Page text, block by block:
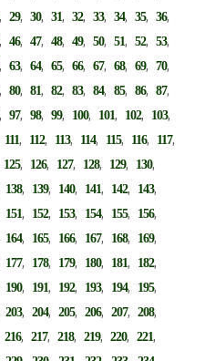
,29,30,31,32,33,34,35,36,
,46,47,48,49,50,51,52,53,
,63,64,65,66,67,68,69,70,
,80,81,82,83,84,85,86,87,
,97,98,99, 100, 101, 102, 103,
111, 112, 113, 114, 115, 116, 117,
125, 126, 127, 128, 129, 130,
138, 139, 140, 141, 142, 143,
151, 152, 153, 154, 155, 156,
164, 165, 166, 167, 168, 169,
177, 178, 179, 180, 181, 182,
190, 191, 192, 193, 194, 195,
203,204,205,206,207,208,
216,217,218,219,220,221,